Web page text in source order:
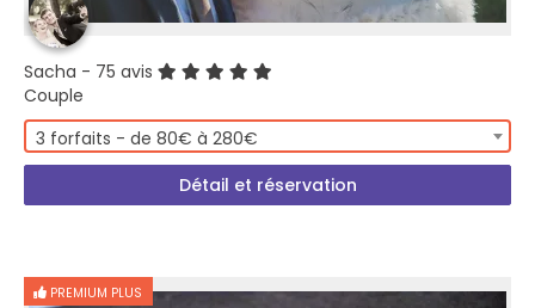
Sacha - 75 avis
Couple
3 forfaits - de 80€ à 280€
Détail et réservation
PREMIUM PLUS